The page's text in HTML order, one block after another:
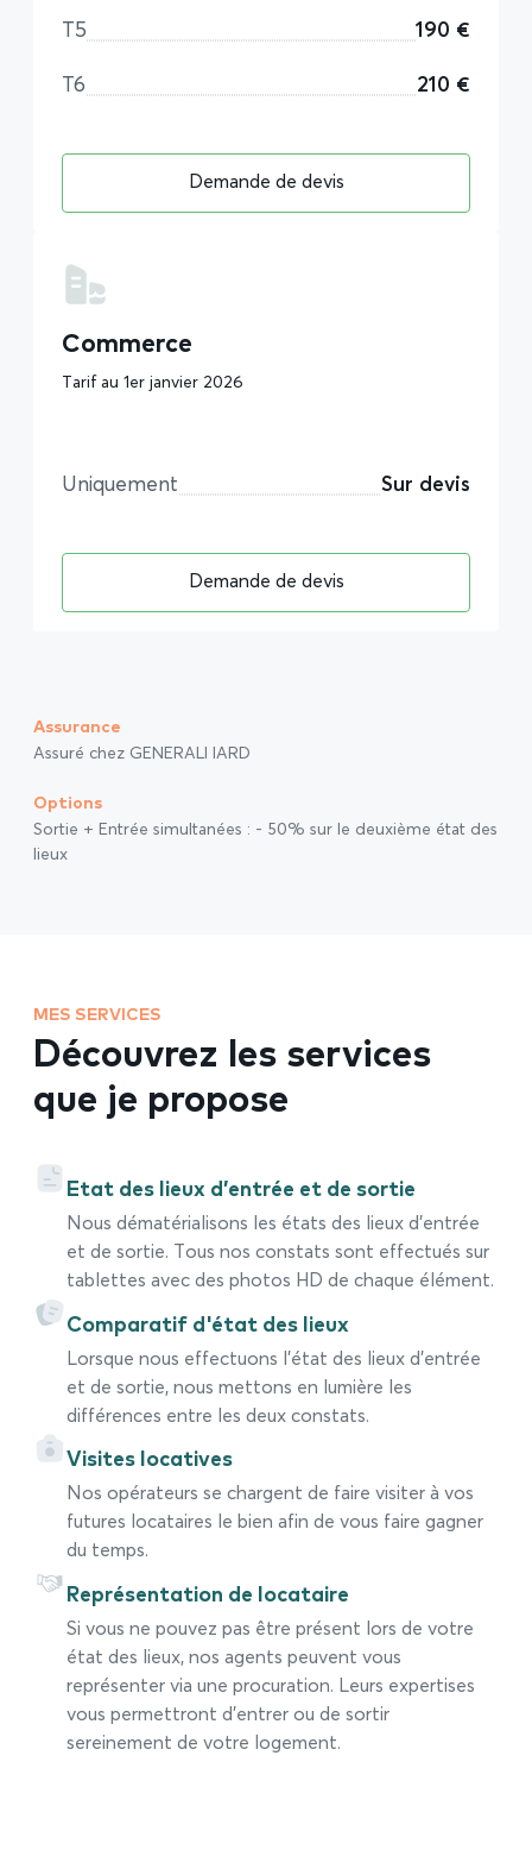
T5 190 €
T6 210 €
Demande de devis
Commerce
Tarif au 1er janvier 2026
Uniquement Sur devis
Demande de devis
Assurance
Assuré chez GENERALI IARD
Options
Sortie + Entrée simultanées : - 50% sur le deuxième état des
lieux
MES SERVICES
Découvrez les services
que je propose
Etat des lieux d’entrée et de sortie
Nous dématérialisons les états des lieux d’entrée
et de sortie. Tous nos constats sont effectués sur
tablettes avec des photos HD de chaque élément.
Comparatif d'état des lieux
Lorsque nous effectuons l’état des lieux d’entrée
et de sortie, nous mettons en lumière les
différences entre les deux constats.
Visites locatives
Nos opérateurs se chargent de faire visiter à vos
futures locataires le bien afin de vous faire gagner
du temps.
Représentation de locataire
Si vous ne pouvez pas être présent lors de votre
état des lieux, nos agents peuvent vous
représenter via une procuration. Leurs expertises
vous permettront d’entrer ou de sortir
sereinement de votre logement.